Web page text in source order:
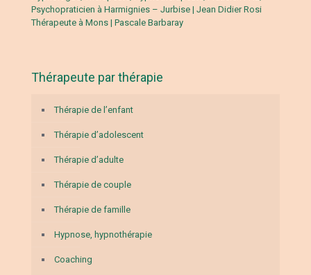
Psychopraticien à Harmignies – Jurbise | Jean Didier Rosi
Thérapeute à Mons | Pascale Barbaray
Thérapeute par thérapie
Thérapie de l’enfant
Thérapie d’adolescent
Thérapie d’adulte
Thérapie de couple
Thérapie de famille
Hypnose, hypnothérapie
Coaching